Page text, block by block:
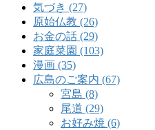
気づき (27)
原始仏教 (26)
お金の話 (29)
家庭菜園 (103)
漫画 (35)
広島のご案内 (67)
宮島 (8)
尾道 (29)
お好み焼 (6)